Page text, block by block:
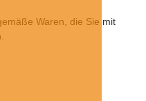
Waren, die Sie mit